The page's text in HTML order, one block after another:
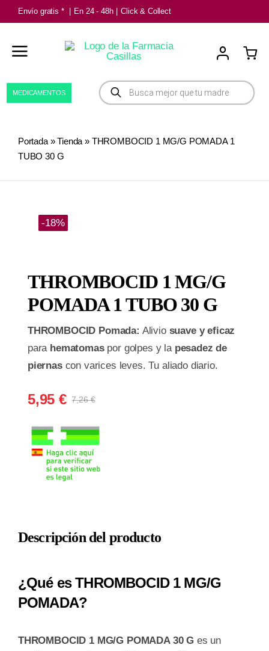
Saltar
al
contenido
Envío gratis * En 24 - 48h Click & Collect
Búsqueda
de
productos
MEDICAMENTOS
Portada»Tienda » THROMBOCID 1 MG/G POMADA 1
TUBO 30 G
-18%
THROMBOCID 1 MG/G
POMADA 1 TUBO 30 G
THROMBOCID Pomada: Alivio suave y eficaz
para hematomaspor golpes y la pesadez de
piernascon varices leves. Tu aliado diario.
7,26€El
precio
original
7,26 €.
5,95 €
El
precio
actual
5,95 €.
Descripción del producto
¿Qué es THROMBOCID 1 MG/G
POMADA?
THROMBOCID 1 MG/G POMADA 30 G es un